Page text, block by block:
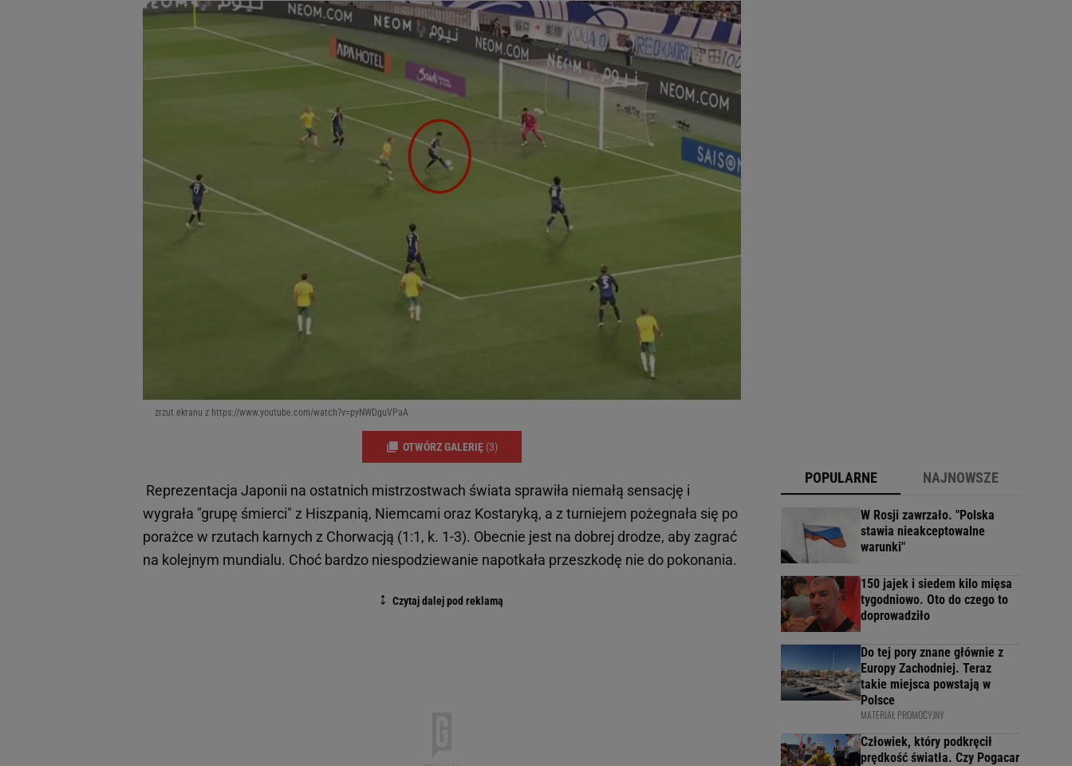
zrzut ekranu z https://www.youtube.com/watch?v=pyNWDguVPaA
OTWÓRZ GALERIĘ (3)
Reprezentacja Japonii na ostatnich mistrzostwach świata sprawiła niemałą sensację i
wygrała "grupę śmierci" z Hiszpanią, Niemcami oraz Kostaryką, a z turniejem pożegnała się po
porażce w rzutach karnych z Chorwacją (1:1, k. 1-3). Obecnie jest na dobrej drodze, aby zagrać
na kolejnym mundialu. Choć bardzo niespodziewanie napotkała przeszkodę nie do pokonania.
POPULARNE NAJNOWSZE
W Rosji zawrzało. "Polska
stawia nieakceptowalne
warunki"
150 jajek i siedem kilo mięsa
tygodniowo. Oto do czego to
doprowadziło
Do tej pory znane głównie z
Europy Zachodniej. Teraz
takie miejsca powstają w
Polsce
MATERIAŁ PROMOCYJNY
Człowiek, który podkręcił
prędkość światła. Czy Pogacar